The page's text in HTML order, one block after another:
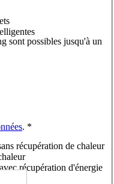
récupération de chaleur
récupération d'énergie
sont possibles jusqu'à un
. *